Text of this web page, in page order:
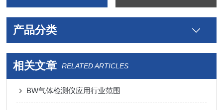
产品分类
相关文章 RELATED ARTICLES
BW气体检测仪应用行业范围